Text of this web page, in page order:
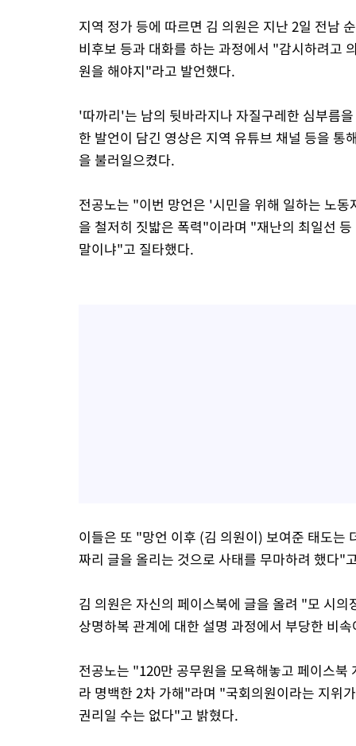
지역 정가 등에 따르면 김 의원은 지난 2일 전남
비후보 등과 대화를 하는 과정에서 "감시하려고
원을 해야지"라고 발언했다.
'따까리'는 남의 뒷바라지나 자질구레한 심부름
한 발언이 담긴 영상은 지역 유튜브 채널 등을
을 불러일으켰다.
전공노는 "이번 망언은 '시민을 위해 일하는 노
을 철저히 짓밟은 폭력"이라며 "재난의 최일선
말이냐"고 질타했다.
이들은 또 "망언 이후 (김 의원이) 보여준 태도는
짜리 글을 올리는 것으로 사태를 무마하려 했다"
김 의원은 자신의 페이스북에 글을 올려 "모 시
상명하복 관계에 대한 설명 과정에서 부당한 비
전공노는 "120만 공무원을 모욕해놓고 페이스
라 명백한 2차 가해"라며 "국회의원이라는 지위
권리일 수는 없다"고 밝혔다.